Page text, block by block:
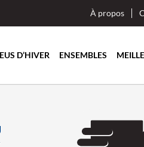
À propos
D’HIVER ENSEMBLES